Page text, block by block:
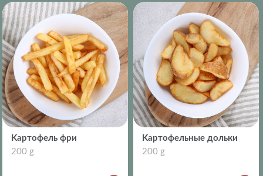
Kартофель фри
200 g
Kартофельные дольки
200 g